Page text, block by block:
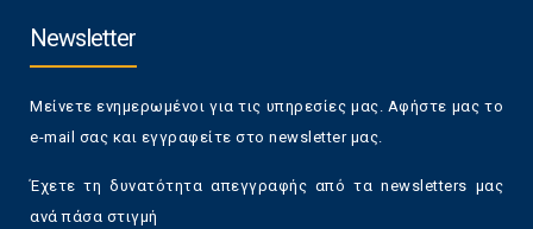
Newsletter
Μείνετε ενημερωμένοι για τις υπηρεσίες μας. Αφήστε μας το
e-mail σας και εγγραφείτε στο newsletter μας.
Έχετε τη δυνατότητα απεγγραφής από τα newsletters μας
ανά πάσα στιγμή